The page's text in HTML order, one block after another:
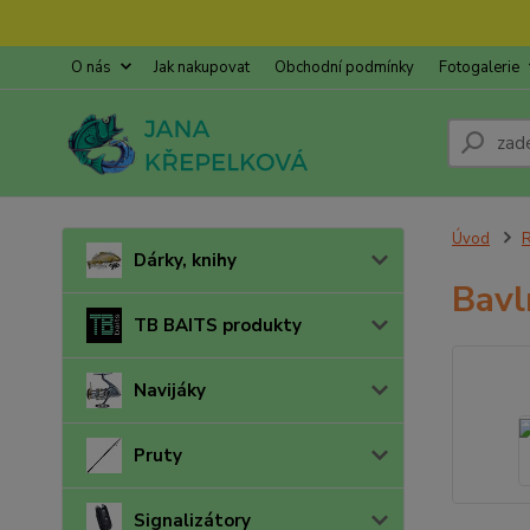
O nás Jak nakupovat Obchodní podmínky Fotogalerie
Dárky, knihy
TB BAITS produkty
Navijáky
Pruty
Signalizátory
Úvod